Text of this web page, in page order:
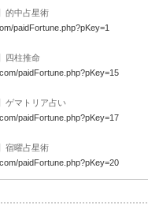
的中占星術
paidFortune.php?pKey=1
四柱推命
paidFortune.php?pKey=15
ゲマトリア占い
paidFortune.php?pKey=17
宿曜占星術
paidFortune.php?pKey=20